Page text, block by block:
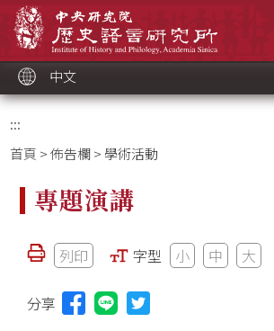
中文
:::
首頁 >佈告欄> 學術活動
專題演講
列印 字型 小 中 大
分享 分享本頁至Line(另開視窗)